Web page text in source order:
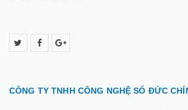
CÔNG TY TNHH CÔNG NGHỆ SỐ ĐỨC